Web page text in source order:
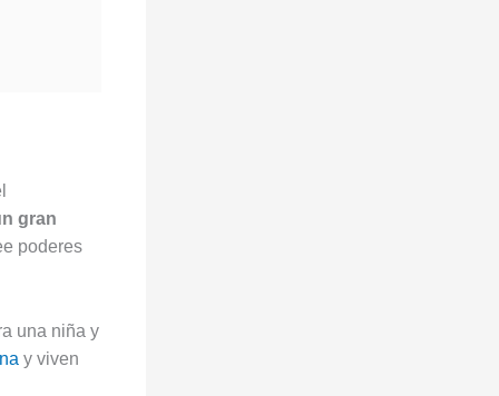
gran
poderes
una niña y
y viven